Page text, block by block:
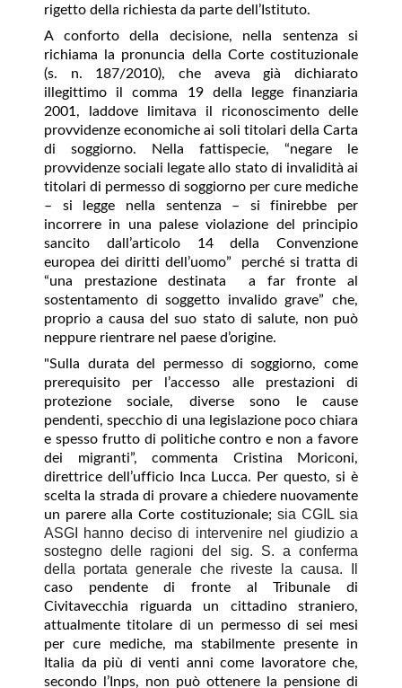
rigetto della richiesta da parte dell’Istituto.
A conforto della decisione, nella sentenza si
richiama la pronuncia della Corte costituzionale
(s. n. 187/2010), che aveva già dichiarato
illegittimo il comma 19 della legge finanziaria
2001, laddove limitava il riconoscimento delle
provvidenze economiche ai soli titolari della Carta
di soggiorno. Nella fattispecie, “negare le
provvidenze sociali legate allo stato di invalidità ai
titolari di permesso di soggiorno per cure mediche
– si legge nella sentenza – si finirebbe per
incorrere in una palese violazione del principio
sancito dall’articolo 14 della Convenzione
europea dei diritti dell’uomo” perché si tratta di
“una prestazione destinata a far fronte al
sostentamento di soggetto invalido grave” che,
proprio a causa del suo stato di salute, non può
neppure rientrare nel paese d’origine.
"Sulla durata del permesso di soggiorno, come
prerequisito per l’accesso alle prestazioni di
protezione sociale, diverse sono le cause
pendenti, specchio di una legislazione poco chiara
e spesso frutto di politiche contro e non a favore
dei migranti”, commenta Cristina Moriconi,
direttrice dell’ufficio Inca Lucca. Per questo, si è
scelta la strada di provare a chiedere nuovamente
un parere alla Corte costituzionale; sia CGIL sia
ASGI hanno deciso di intervenire nel giudizio a
sostegno delle ragioni del sig. S. a conferma
della portata generale che riveste la causa. Il
caso pendente di fronte al Tribunale di
Civitavecchia riguarda un cittadino straniero,
attualmente titolare di un permesso di sei mesi
per cure mediche, ma stabilmente presente in
Italia da più di venti anni come lavoratore che,
secondo l’Inps, non può ottenere la pensione di